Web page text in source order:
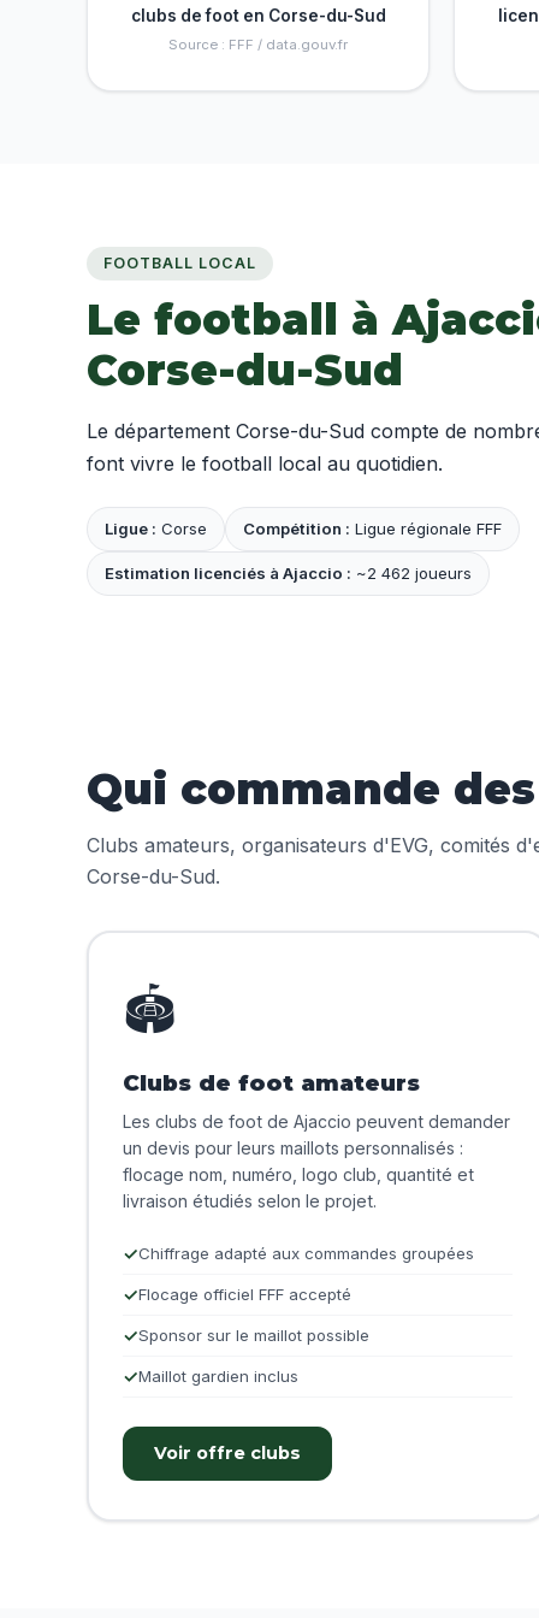
clubs de foot en Corse-du-Sud
Source : FFF / data.gouv.fr
FOOTBALL LOCAL
Le football à
Corse-du-Sud
Le département Corse-du-Sud compte de
font vivre le football local au quotidien.
Ligue : Corse Compétition : Ligue régionale FFF
Estimation licenciés à Ajaccio : ~2 462 joueurs
Qui commande
Clubs amateurs, organisateurs d'EVG, comités
Corse-du-Sud.
🏟️
Clubs de foot amateurs
Les clubs de foot de Ajaccio peuvent demander
un devis pour leurs maillots personnalisés :
flocage nom, numéro, logo club, quantité et
livraison étudiés selon le projet.
Chiffrage adapté aux commandes groupées
Flocage officiel FFF accepté
Sponsor sur le maillot possible
Maillot gardien inclus
Voir offre clubs